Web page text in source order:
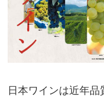
日本ワインは近年